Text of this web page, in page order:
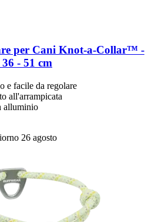
per Cani Knot-​a-​Collar™ -​
-​ 51 cm
e facile da regolare
all'arrampicata
alluminio
26 agosto